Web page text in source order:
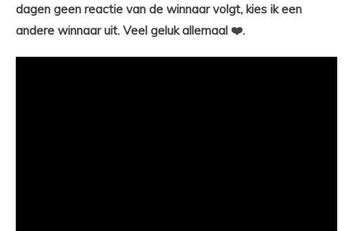
dagen geen reactie van de winnaar volgt, kies ik een
andere winnaar uit. Veel geluk allemaal ❤️.